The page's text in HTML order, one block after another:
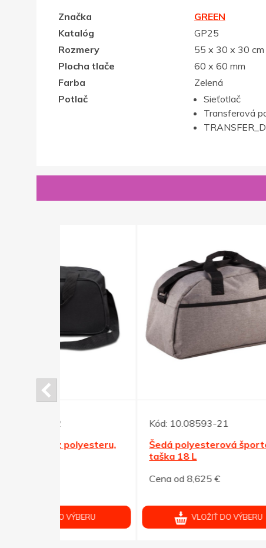
Značka
GREEN
Katalóg
GP25
Rozmery
55 x 30 x 30 cm
Plocha tlače
60 x 60 mm
Farba
Zelená
Potlač
Sieťotlač
Transferová
10.08593-21
Šedá polyesterová športová
VLOŽIŤ DO VÝBERU
Kód: